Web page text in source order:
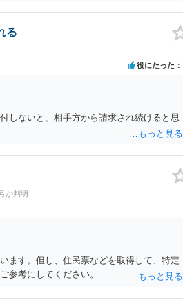
る
役にたった
しないと、相手方から請求され続けると思
が判明
ます。但し、住民票などを取得して、特定
参考にしてください。